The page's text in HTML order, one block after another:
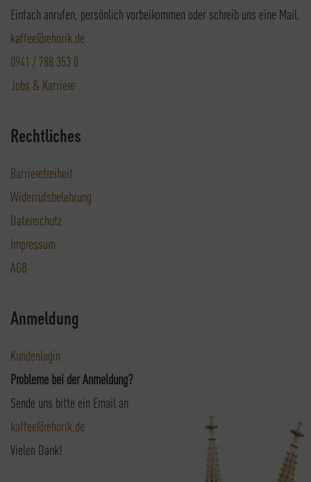
Einfach anrufen, persönlich vorbeikommen oder schreib uns eine Mail.
kaffee@rehorik.de
0941 / 788 353 0
Jobs & Karriere
Rechtliches
Barrierefreiheit
Widerrufsbelehrung
Datenschutz
Impressum
AGB
Anmeldung
Kundenlogin
Probleme bei der Anmeldung?
Sende uns bitte ein Email an
kaffee@rehorik.de
Vielen Dank!